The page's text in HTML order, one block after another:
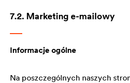
7.2. Marketing e-mailowy
Informacje ogólne
Na poszczególnych naszych